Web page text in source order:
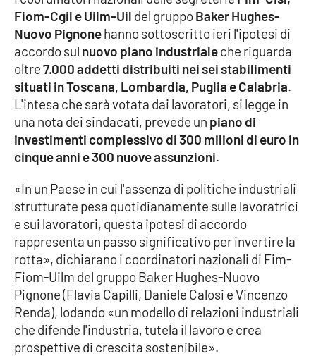
VIDEO
Ambiente
Cronaca
Cultura
Economia e Lavoro
Politica
Sanità
Società
Sport
Fiom-Cgil e Uilm-Uil del gruppoBaker Hughes-
Nuovo Pignonehanno sottoscritto ieri l'ipotesi di
accordo sul nuovo piano industrialeche riguarda
oltre7.000 addetti distribuiti nei sei stabilimenti
situati in Toscana, Lombardia, Puglia e Calabria.
L'intesa che sarà votata dai lavoratori, si legge in
una nota dei sindacati, prevede un piano di
investimenti complessivo di 300 milioni di euro in
cinque anni e 300 nuove assunzioni.
«In un Paese in cui l'assenza di politiche industriali
strutturate pesa quotidianamente sulle lavoratrici
e sui lavoratori, questa ipotesi di accordo
rappresenta un passo significativo per invertire la
rotta», dichiarano i coordinatori nazionali di Fim-
Fiom-Uilm del gruppo Baker Hughes-Nuovo
Pignone (Flavia Capilli, Daniele Calosi e Vincenzo
Renda), lodando «un modello di relazioni industriali
che difende l'industria, tutela il lavoro e crea
prospettive di crescita sostenibile».